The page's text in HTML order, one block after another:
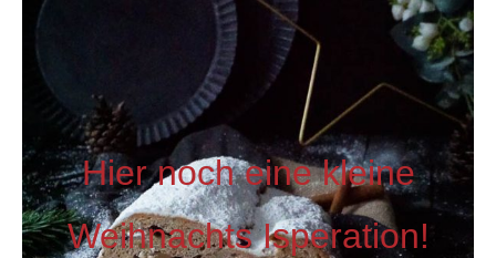
Hier noch eine kleine
Weihnachts Isperation!